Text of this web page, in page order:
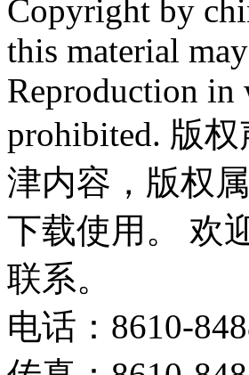
Copyright by
this material
Reproduction in
prohibited. 版
津内容，版权
下载使用。 欢
联系。
电话：8610-